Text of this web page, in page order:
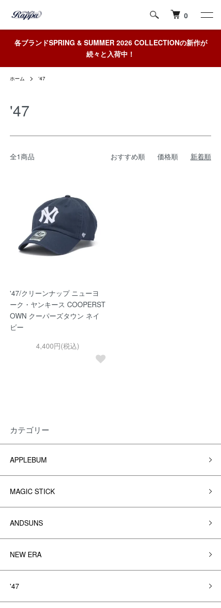
0
各ブランドSPRING & SUMMER 2026 COLLECTIONの新作が
続々と入荷中！
ホーム '47
'47
全1商品 おすすめ順 価格順 新着順
'47/クリーンナップ ニューヨ
ーク・ヤンキース COOPERST
OWN クーパーズタウン ネイ
ビー
4,400円(税込)
カテゴリー
APPLEBUM
MAGIC STICK
ANDSUNS
NEW ERA
'47